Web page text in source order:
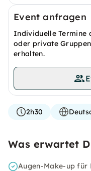
Event anfragen
Individuelle Termine
oder private
erhalten.
2h30
Was erwartet
Augen-Make-up für